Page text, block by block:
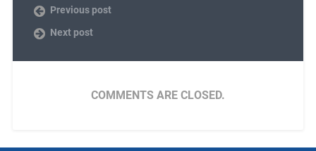
Previous post
Next post
COMMENTS ARE CLOSED.